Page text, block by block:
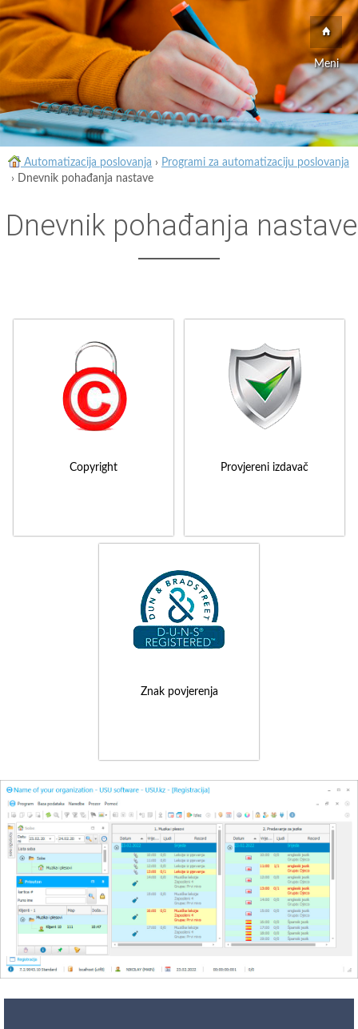
Meni
Automatizacija poslovanja › Programi za automatizaciju poslovanja
› Dnevnik pohađanja nastave
Dnevnik pohađanja nastave
Copyright Provjereni izdavač
Znak povjerenja